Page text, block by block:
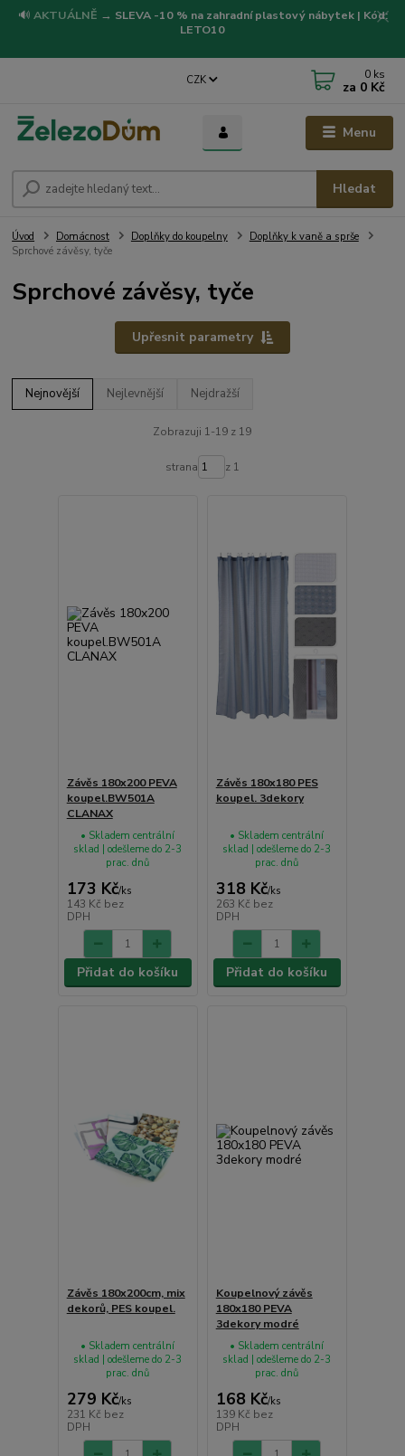
🔊 AKTUÁLNĚ → SLEVA -10 % na zahradní plastový nábytek | Kód:
LETO10
Menu
CZK
Hledat
0 ks
za 0 Kč
Úvod Domácnost Doplňky do koupelny
Doplňky k vaně a sprše
Sprchové závěsy, tyče
Sprchové závěsy, tyče
Upřesnit parametry
Nejnovější Nejlevnější Nejdražší
Zobrazuji 1-19 z 19
strana z 1
Závěs 180x200 PEVA
koupel.BW501A
CLANAX
173 Kč/ks
143 Kč bez
DPH
• Skladem centrální
sklad | odešleme do 2-3
prac. dnů
Přidat do košíku
Závěs 180x180 PES
koupel. 3dekory
318 Kč/ks
263 Kč bez
DPH
• Skladem centrální
sklad | odešleme do 2-3
prac. dnů
Přidat do košíku
Závěs 180x200cm, mix
dekorů, PES koupel.
279 Kč/ks
231 Kč bez
DPH
• Skladem centrální
sklad | odešleme do 2-3
prac. dnů
Koupelnový závěs
180x180 PEVA
3dekory modré
168 Kč/ks
139 Kč bez
DPH
• Skladem centrální
sklad | odešleme do 2-3
prac. dnů